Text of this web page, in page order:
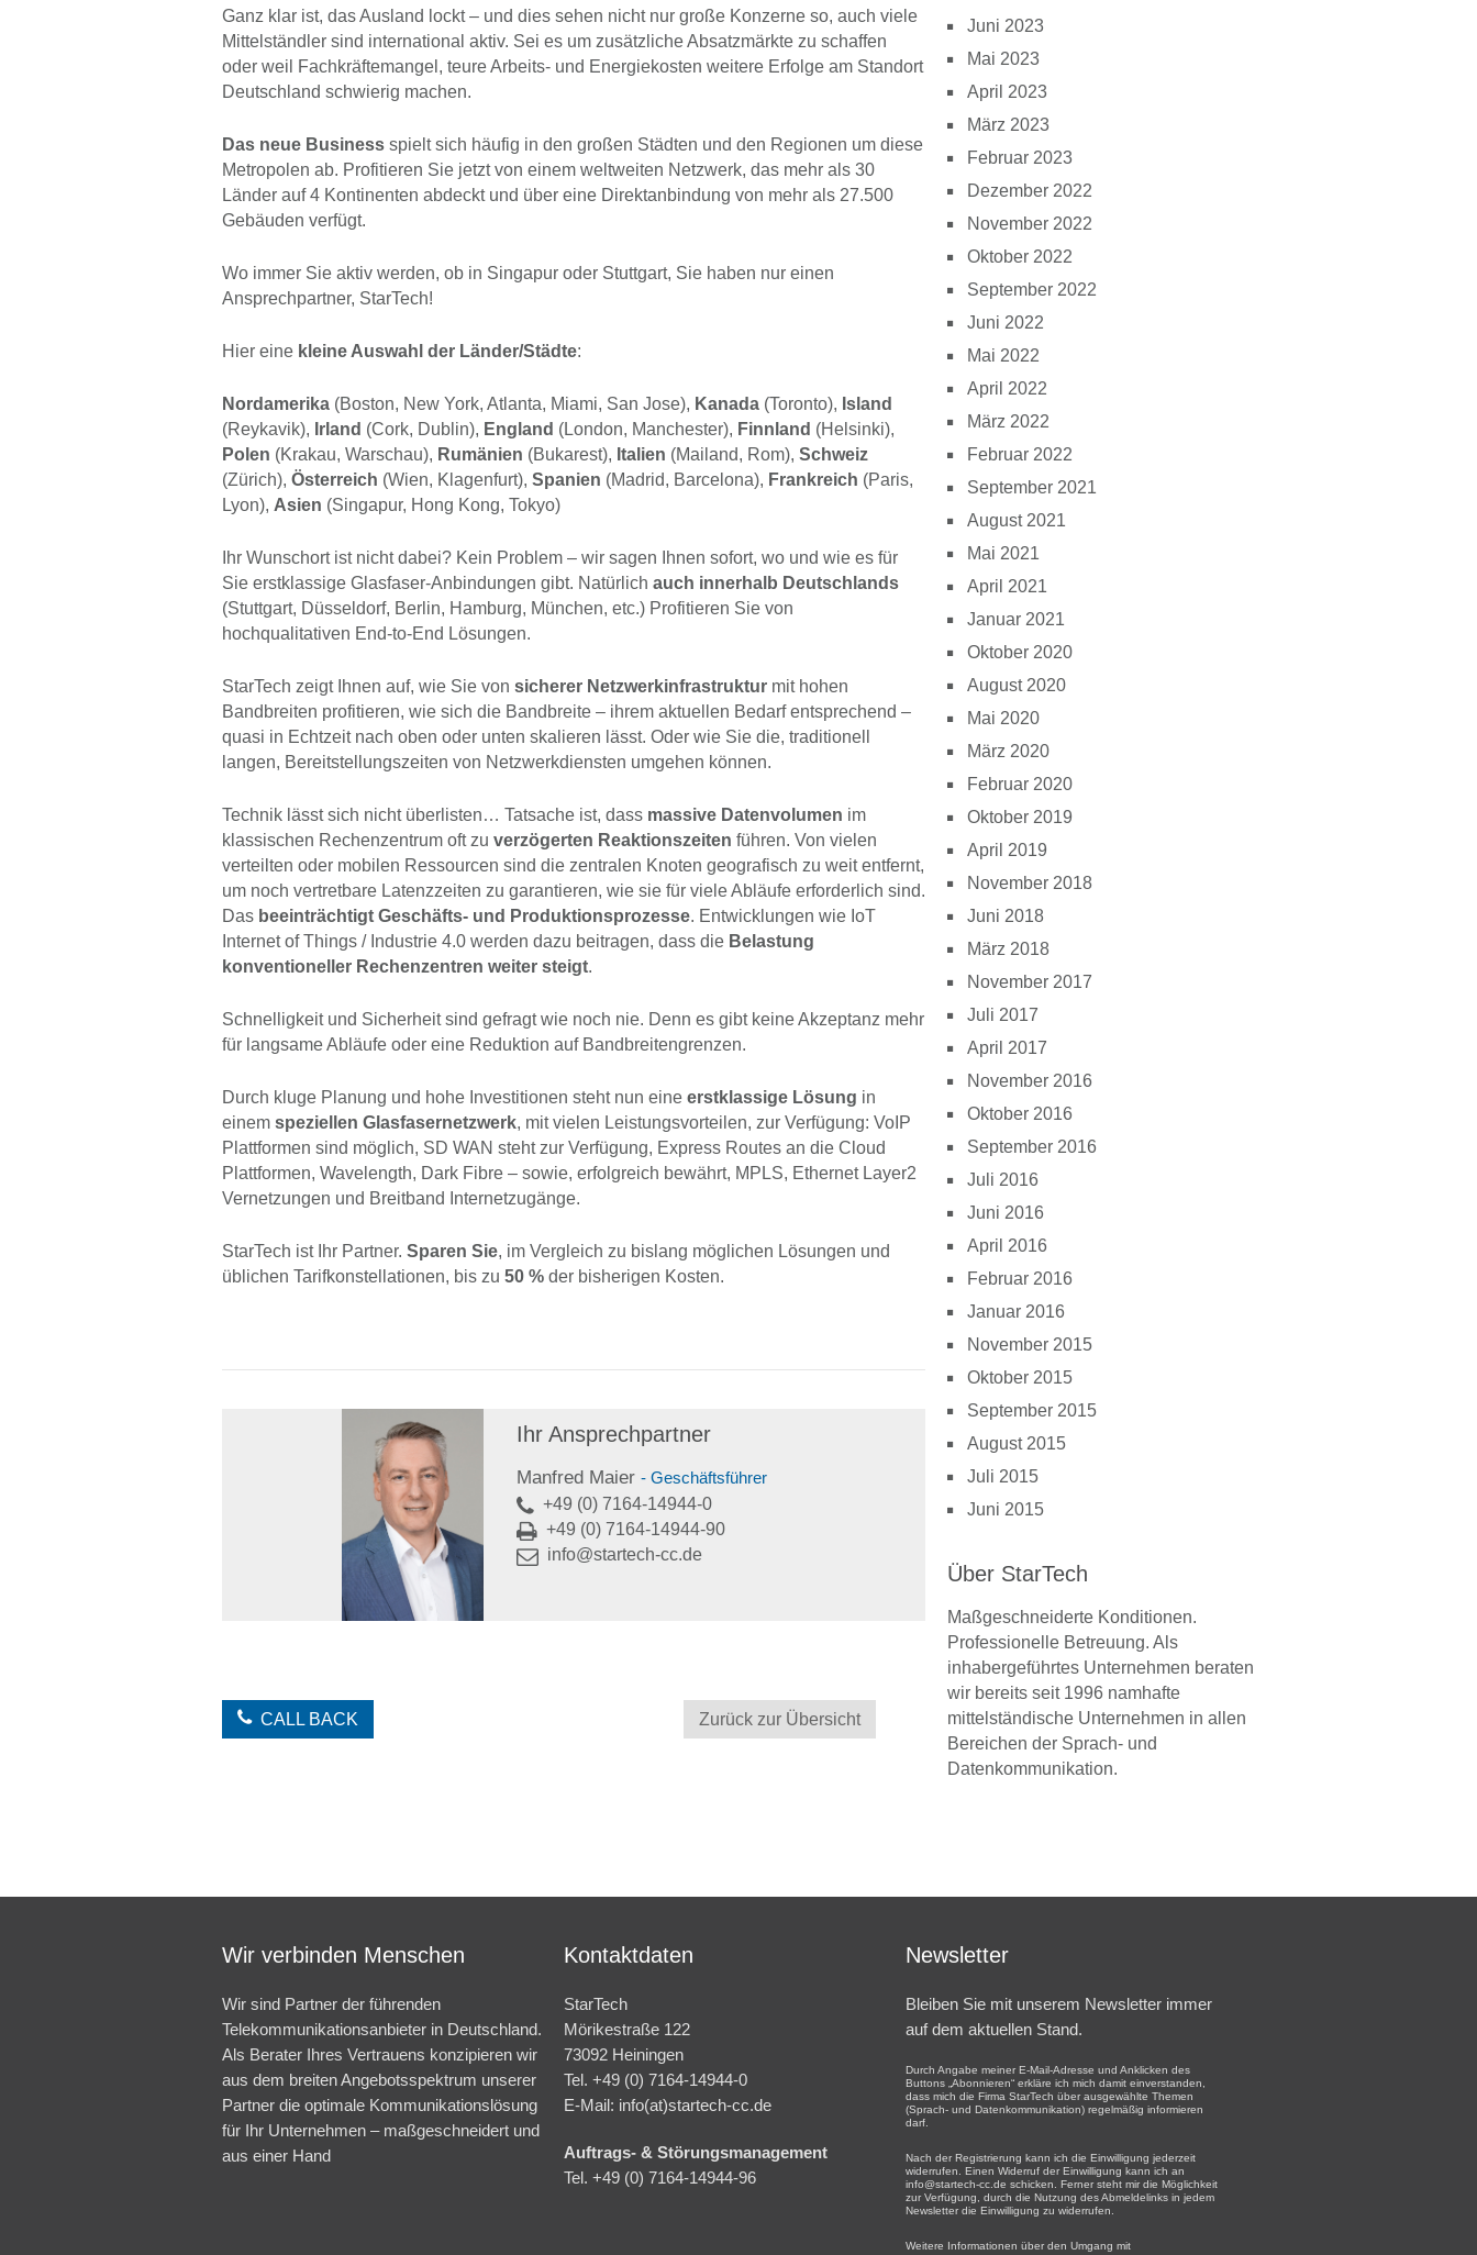
Ganz klar ist, das Ausland lockt – und dies sehen nicht nur große Konzerne so, auch viele
Mittelständler sind international aktiv. Sei es um zusätzliche Absatzmärkte zu schaffen
oder weil Fachkräftemangel, teure Arbeits- und Energiekosten weitere Erfolge am Standort
Deutschland schwierig machen.
Das neue Business spielt sich häufig in den großen Städten und den Regionen um diese
Metropolen ab. Profitieren Sie jetzt von einem weltweiten Netzwerk, das mehr als 30
Länder auf 4 Kontinenten abdeckt und über eine Direktanbindung von mehr als 27.500
Gebäuden verfügt.
Wo immer Sie aktiv werden, ob in Singapur oder Stuttgart, Sie haben nur einen
Ansprechpartner, StarTech!
Hier eine kleine Auswahl der Länder/Städte:
Nordamerika (Boston, New York, Atlanta, Miami, San Jose), Kanada (Toronto), Island
(Reykavik), Irland (Cork, Dublin), England (London, Manchester), Finnland (Helsinki),
Polen (Krakau, Warschau), Rumänien (Bukarest), Italien (Mailand, Rom), Schweiz
(Zürich), Österreich (Wien, Klagenfurt), Spanien (Madrid, Barcelona), Frankreich (Paris,
Lyon), Asien (Singapur, Hong Kong, Tokyo)
Ihr Wunschort ist nicht dabei? Kein Problem – wir sagen Ihnen sofort, wo und wie es für
Sie erstklassige Glasfaser-Anbindungen gibt. Natürlich auch innerhalb Deutschlands
(Stuttgart, Düsseldorf, Berlin, Hamburg, München, etc.) Profitieren Sie von
hochqualitativen End-to-End Lösungen.
StarTech zeigt Ihnen auf, wie Sie von sicherer Netzwerkinfrastruktur mit hohen
Bandbreiten profitieren, wie sich die Bandbreite – ihrem aktuellen Bedarf entsprechend –
quasi in Echtzeit nach oben oder unten skalieren lässt. Oder wie Sie die, traditionell
langen, Bereitstellungszeiten von Netzwerkdiensten umgehen können.
Technik lässt sich nicht überlisten… Tatsache ist, dass massive Datenvolumen im
klassischen Rechenzentrum oft zu verzögerten Reaktionszeiten führen. Von vielen
verteilten oder mobilen Ressourcen sind die zentralen Knoten geografisch zu weit entfernt,
um noch vertretbare Latenzzeiten zu garantieren, wie sie für viele Abläufe erforderlich sind.
Das beeinträchtigt Geschäfts- und Produktionsprozesse. Entwicklungen wie IoT
Internet of Things / Industrie 4.0 werden dazu beitragen, dass die Belastung
konventioneller Rechenzentren weiter steigt.
Schnelligkeit und Sicherheit sind gefragt wie noch nie. Denn es gibt keine Akzeptanz mehr
für langsame Abläufe oder eine Reduktion auf Bandbreitengrenzen.
Durch kluge Planung und hohe Investitionen steht nun eine erstklassige Lösung in
einem speziellen Glasfasernetzwerk, mit vielen Leistungsvorteilen, zur Verfügung: VoIP
Plattformen sind möglich, SD WAN steht zur Verfügung, Express Routes an die Cloud
Plattformen, Wavelength, Dark Fibre – sowie, erfolgreich bewährt, MPLS, Ethernet Layer2
Vernetzungen und Breitband Internetzugänge.
StarTech ist Ihr Partner. Sparen Sie, im Vergleich zu bislang möglichen Lösungen und
üblichen Tarifkonstellationen, bis zu 50 % der bisherigen Kosten.
Ihr Ansprechpartner
Manfred Maier - Geschäftsführer
+49 (0) 7164-14944-0
+49 (0) 7164-14944-90
info@startech-cc.de
CALL BACK Zurück zur Übersicht
Juni 2023
Mai 2023
April 2023
März 2023
Februar 2023
Dezember 2022
November 2022
Oktober 2022
September 2022
Juni 2022
Mai 2022
April 2022
März 2022
Februar 2022
September 2021
August 2021
Mai 2021
April 2021
Januar 2021
Oktober 2020
August 2020
Mai 2020
März 2020
Februar 2020
Oktober 2019
April 2019
November 2018
Juni 2018
März 2018
November 2017
Juli 2017
April 2017
November 2016
Oktober 2016
September 2016
Juli 2016
Juni 2016
April 2016
Februar 2016
Januar 2016
November 2015
Oktober 2015
September 2015
August 2015
Juli 2015
Juni 2015
Über StarTech
Maßgeschneiderte Konditionen.
Professionelle Betreuung. Als
inhabergeführtes Unternehmen beraten
wir bereits seit 1996 namhafte
mittelständische Unternehmen in allen
Bereichen der Sprach- und
Datenkommunikation.
Wir verbinden Menschen
Wir sind Partner der führenden
Telekommunikationsanbieter in Deutschland.
Als Berater Ihres Vertrauens konzipieren wir
aus dem breiten Angebotsspektrum unserer
Partner die optimale Kommunikationslösung
für Ihr Unternehmen – maßgeschneidert und
aus einer Hand
Kontaktdaten
StarTech
Mörikestraße 122
73092 Heiningen
Tel. +49 (0) 7164-14944-0
E-Mail: info(at)startech-cc.de
Auftrags- & Störungsmanagement
Tel. +49 (0) 7164-14944-96
Newsletter
Bleiben Sie mit unserem Newsletter immer
auf dem aktuellen Stand.
Durch Angabe meiner E-Mail-Adresse und Anklicken des
Buttons „Abonnieren“ erkläre ich mich damit einverstanden,
dass mich die Firma StarTech über ausgewählte Themen
(Sprach- und Datenkommunikation) regelmäßig informieren
darf.
Nach der Registrierung kann ich die Einwilligung jederzeit
widerrufen. Einen Widerruf der Einwilligung kann ich an
info@startech-cc.de schicken. Ferner steht mir die Möglichkeit
zur Verfügung, durch die Nutzung des Abmeldelinks in jedem
Newsletter die Einwilligung zu widerrufen.
Weitere Informationen über den Umgang mit